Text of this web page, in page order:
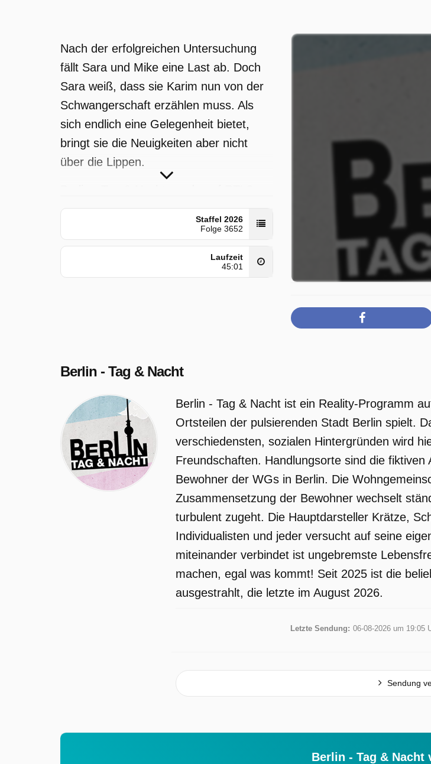
Nach der erfolgreichen Untersuchung
fällt Sara und Mike eine Last ab. Doch
Sara weiß, dass sie Karim nun von der
Schwangerschaft erzählen muss. Als
sich endlich eine Gelegenheit bietet,
bringt sie die Neuigkeiten aber nicht
über die Lippen.
ausgestrahlt am Dienstag 31 März
Staffel 2026
Folge 3652
Laufzeit
45:01
Berlin - Tag & Nacht
Berlin - Tag & Nacht ist ein Reality-Programm
Ortsteilen der pulsierenden Stadt Berlin spielt.
verschiedensten, sozialen Hintergründen wird
Freundschaften. Handlungsorte sind die
Bewohner der WGs in Berlin. Die
Zusammensetzung der Bewohner wechselt
turbulent zugeht. Die Hauptdarsteller Krätze,
Individualisten und jeder versucht auf seine
miteinander verbindet ist ungebremste
machen, egal was kommt! Seit 2025 ist die
ausgestrahlt, die letzte im August 2026.
Letzte Sendung: 06-08-2026 um 19:05
Sendung
Berlin - Tag & Nacht